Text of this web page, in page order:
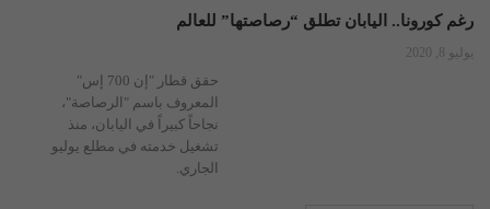
رغم كورونا.. اليابان تطلق “رصاصتها” للعالم
يوليو 8, 2020
حقق قطار "إن 700 إس"
المعروف باسم "الرصاصة"،
نجاحاً كبيراً في اليابان، منذ
تشغيل خدمته في مطلع يوليو
الجاري.